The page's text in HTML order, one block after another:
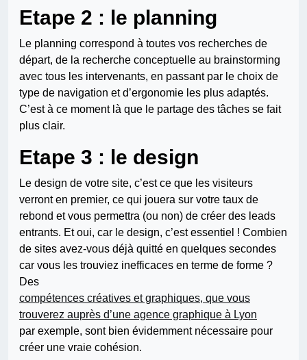
Etape 2 : le planning
Le planning correspond à toutes vos recherches de
départ, de la recherche conceptuelle au brainstorming
avec tous les intervenants, en passant par le choix de
type de navigation et d’ergonomie les plus adaptés.
C’est à ce moment là que le partage des tâches se fait
plus clair.
Etape 3 : le design
Le design de votre site, c’est ce que les visiteurs
verront en premier, ce qui jouera sur votre taux de
rebond et vous permettra (ou non) de créer des leads
entrants. Et oui, car le design, c’est essentiel ! Combien
de sites avez-vous déjà quitté en quelques secondes
car vous les trouviez inefficaces en terme de forme ?
Des
compétences créatives et graphiques, que vous
trouverez auprès d’une agence graphique à Lyon
par exemple, sont bien évidemment nécessaire pour
créer une vraie cohésion.